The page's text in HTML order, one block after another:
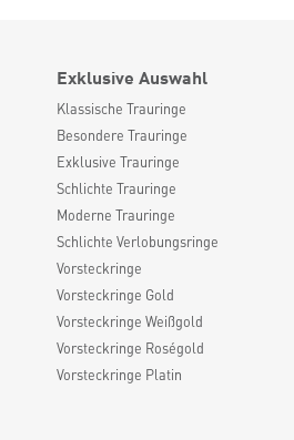
Exklusive Auswahl
Klassische Trauringe
Besondere Trauringe
Exklusive Trauringe
Schlichte Trauringe
Moderne Trauringe
Schlichte Verlobungsringe
Vorsteckringe
Vorsteckringe Gold
Vorsteckringe Weißgold
Vorsteckringe Roségold
Vorsteckringe Platin